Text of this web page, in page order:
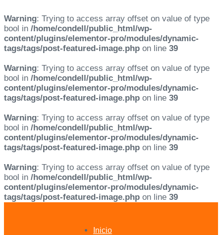
Warning: Trying to access array offset on value of type
bool in /home/condell/public_html/wp-
content/plugins/elementor-pro/modules/dynamic-
tags/tags/post-featured-image.php on line 39
Warning: Trying to access array offset on value of type
bool in /home/condell/public_html/wp-
content/plugins/elementor-pro/modules/dynamic-
tags/tags/post-featured-image.php on line 39
Warning: Trying to access array offset on value of type
bool in /home/condell/public_html/wp-
content/plugins/elementor-pro/modules/dynamic-
tags/tags/post-featured-image.php on line 39
Warning: Trying to access array offset on value of type
bool in /home/condell/public_html/wp-
content/plugins/elementor-pro/modules/dynamic-
tags/tags/post-featured-image.php on line 39
Inicio